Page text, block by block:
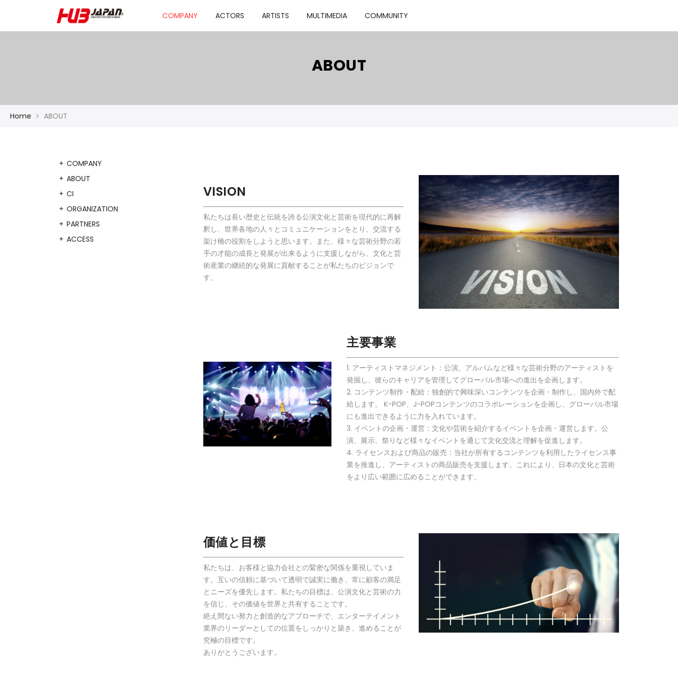
COMPANY ACTORS ARTISTS MULTIMEDIA COMMUNITY
ABOUT
Home ABOUT
VISION
私たちは長い歴史と伝統を誇る公演文化と芸術を現代的に再解
釈し、世​​界各地の人々とコミュニケーションをとり、交流する
架け橋の役割をしようと思います。また、様々な芸術分野の若
手の才能の成長と発展が出来るように支援しながら、文化と芸
術産業の継続的な発展に貢献することが私たちのビジョンで
す。
主要事業
1. アーティストマネジメント：公演、アルバムなど様々な芸術分野のアーティストを
発掘し、彼らのキャリアを管理してグローバル市場への進出を企画します。
2. コンテンツ制作・配給：独創的で興味深いコンテンツを企画・制作し、国内外で配
給します。 K-POP、J-POPコンテンツのコラボレーションを企画し、グローバル市場
にも進出できるように力を入れています。
3. イベントの企画・運営：文化や芸術を紹介するイベントを企画・運営します。公
演、展示、祭りなど様々なイベントを通じて文化交流と理解を促進します。
4. ライセンスおよび商品の販売：当社が所有するコンテンツを利用したライセンス事
業を推進し、アーティストの商品販売を支援します。これにより、日本の文化と芸術
をより広い範囲に広めることができます。
価値と目標
私たちは、お客様と協力会社との緊密な関係を重視していま
す。互いの信頼に基づいて透明で誠実に働き、常に顧客の満足
とニーズを優先します。私たちの目標は、公演文化と芸術の力
を信じ、その価値を世界と共有することです。
絶え間ない努力と創造的なアプローチで、エンターテイメント
業界のリーダーとしての位置をしっかりと築き、進めることが
究極の目標です。
ありがとうございます。
COMPANY
ABOUT
CI
ORGANIZATION
PARTNERS
ACCESS